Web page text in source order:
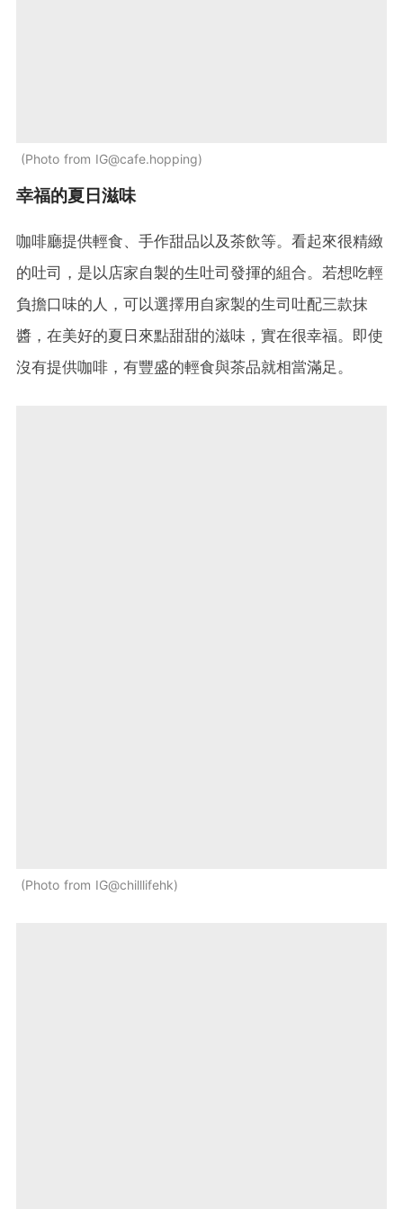
Photo from IG@cafe.hopping
幸福的夏日滋味
咖啡廳提供輕食、手作甜品以及茶飲等。看起來很精緻
的吐司，是以店家自製的生吐司發揮的組合。若想吃輕
負擔口味的人，可以選擇用自家製的生司吐配三款抹
醬，在美好的夏日來點甜甜的滋味，實在很幸福。即使
沒有提供咖啡，有豐盛的輕食與茶品就相當滿足。
Photo from IG@chilllifehk